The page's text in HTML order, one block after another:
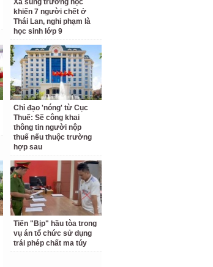
Xả súng trường học
khiến 7 người chết ở
Thái Lan, nghi phạm là
học sinh lớp 9
Chỉ đạo 'nóng' từ Cục
Thuế: Sẽ công khai
thông tin người nộp
thuế nếu thuộc trường
hợp sau
Tiến "Bịp" hầu tòa trong
vụ án tổ chức sử dụng
trái phép chất ma túy